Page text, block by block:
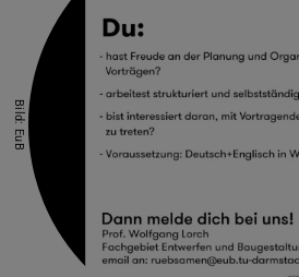
Bild: EuB